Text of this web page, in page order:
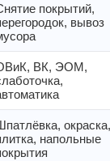
покрытий,
вывоз
ВК, ЭОМ,
окраска,
напольные